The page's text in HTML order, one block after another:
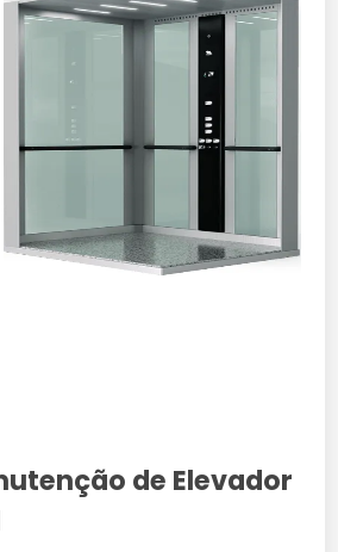
de Elevador